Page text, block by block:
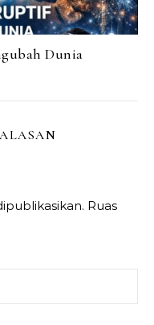
Dunia
Ruas